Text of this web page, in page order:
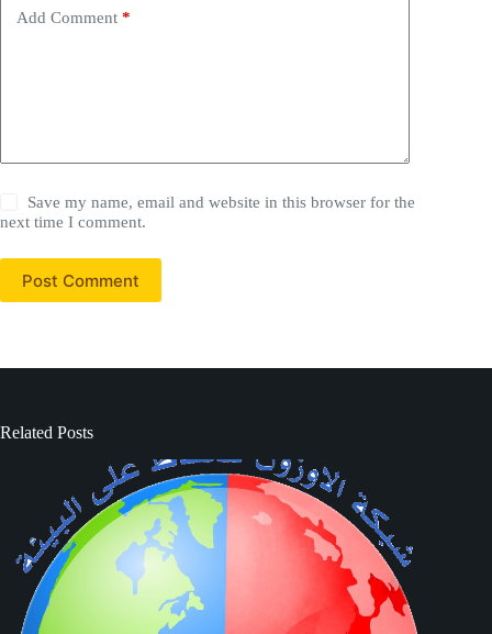
Add Comment *
Save my name, email and website in this browser for the
next time I comment.
Post Comment
Related Posts